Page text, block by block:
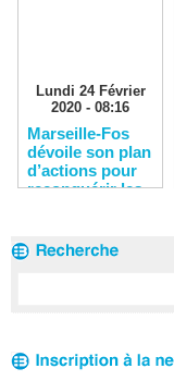
Lundi 24 Février
2020 - 08:16
Marseille-Fos
dévoile son plan
d’actions pour
reconquérir les